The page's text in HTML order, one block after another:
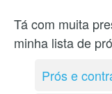
Tá com muita
minha lista de
Prós e